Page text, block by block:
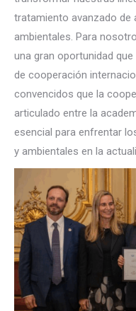
tratamiento avanzado de
ambientales. Para
una gran oportunidad
de cooperación
convencidos que la
articulado entre la
esencial para enfrentar
y ambientales en la